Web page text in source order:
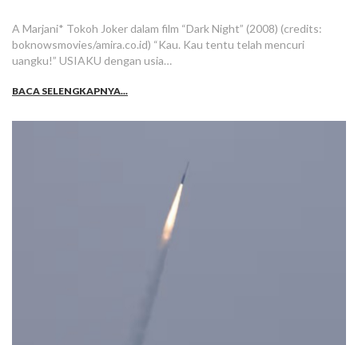
A Marjani* Tokoh Joker dalam film “Dark Night” (2008) (credits:
boknowsmovies/amira.co.id) “Kau. Kau tentu telah mencuri
uangku!” USIAKU dengan usia…
BACA SELENGKAPNYA...